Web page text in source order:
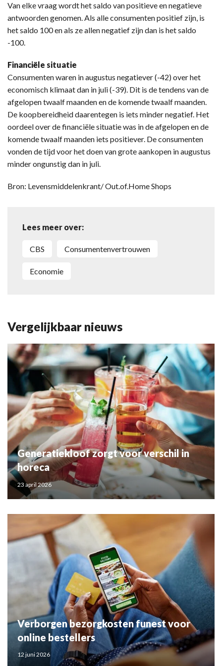
Van elke vraag wordt het saldo van positieve en negatieve
antwoorden genomen. Als alle consumenten positief zijn, is
het saldo 100 en als ze allen negatief zijn dan is het saldo
-100.
Financiële situatie
Consumenten waren in augustus negatiever (-42) over het
economisch klimaat dan in juli (-39). Dit is de tendens van de
afgelopen twaalf maanden en de komende twaalf maanden.
De koopbereidheid daarentegen is iets minder negatief. Het
oordeel over de financiële situatie was in de afgelopen en de
komende twaalf maanden iets positiever. De consumenten
vonden de tijd voor het doen van grote aankopen in augustus
minder ongunstig dan in juli.
Bron: Levensmiddelenkrant/ Out.of.Home Shops
Lees meer over:
CBS consumentenvertrouwen
economie
Vergelijkbaar nieuws
Generatiekloof zorgt voor verschil in
horeca
23 april 2026
Verborgen bezorgkosten funest voor
online bestellers
12 juni 2026